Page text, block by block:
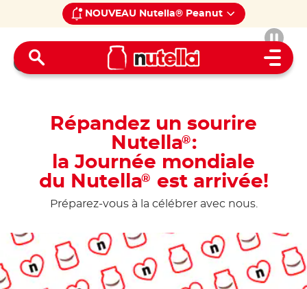
NOUVEAU Nutella® Peanut
Open
Home
Répandez un sourire
Nutella®:
la Journée mondiale
du Nutella® est arrivée!
Préparez-vous à la célébrer avec nous.